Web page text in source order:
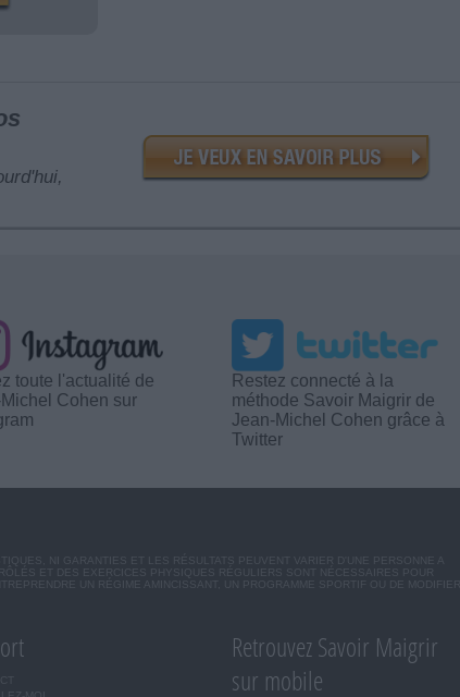
toute l'actualité de
Cohen sur
Restez connecté à la
méthode Savoir Maigrir de
Jean-Michel Cohen grâce à
Twitter
NI GARANTIES ET LES RÉSULTATS PEUVENT VARIER D'UNE PERSONNE A
ET DES EXERCICES PHYSIQUES RÉGULIERS SONT NÉCESSAIRES POUR
UN RÉGIME AMINCISSANT, UN PROGRAMME SPORTIF OU DE MODIFIER
Retrouvez Savoir Maigrir
sur mobile